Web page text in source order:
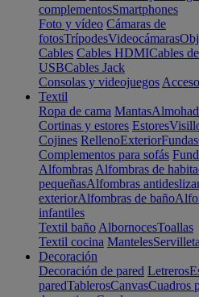
complementosSmartphones
Foto y vídeo Cámaras de
fotosTrípodesVideocámaras
Cables Cables HDMICables
USBCables Jack
Consolas y videojuegos
Textil
Ropa de cama Mantas
Cortinas y estores Estores
Cojines RellenoExteriorFundas
Complementos para sofás
Alfombras Alfombras de
pequeñasAlfombras
exteriorAlfombras de baño
infantiles
Textil baño AlbornocesToallas
Textil cocina Manteles
Decoración
Decoración de pared Letreros
paredTablerosCanvasCuadros